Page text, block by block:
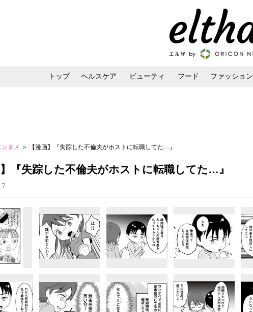
トップ ヘルスケア ビューティ フード ファッション
ンタメ ＞ 【漫画】『失踪した不倫夫がホストに転職してた…』
】『失踪した不倫夫がホストに転職してた…』